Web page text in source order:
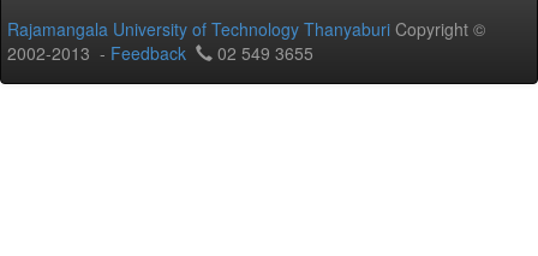
Rajamangala University of Technology Thanyaburi Copyright ©
2002-2013 - Feedback 02 549 3655